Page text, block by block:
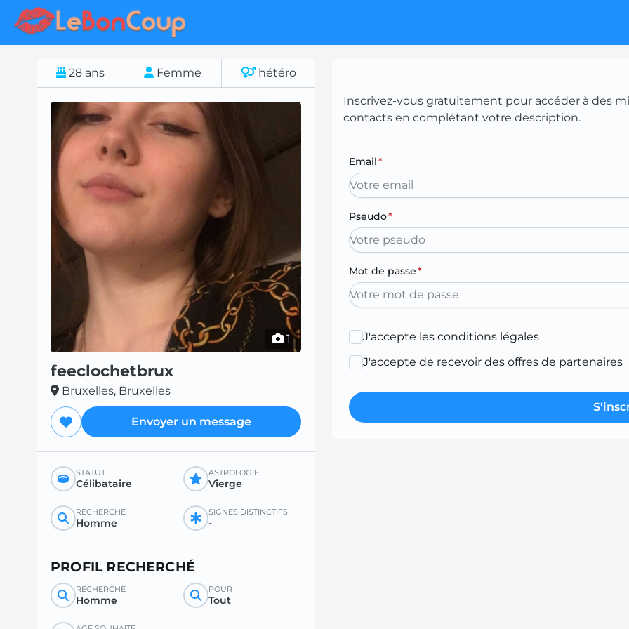
28 ans Femme hétéro
1
feeclochetbrux
Bruxelles, Bruxelles
Envoyer un message
STATUT
Célibataire
ASTROLOGIE
Vierge
RECHERCHE
Homme
SIGNES DISTINCTIFS
-
PROFIL RECHERCHÉ
RECHERCHE
Homme
POUR
Tout
Inscrivez-vous gratuitement pour accéder à des
contacts en complétant votre description.
Email*
Pseudo*
Mot de passe*
J'accepte les conditions légales
J'accepte de recevoir des offres de partenaires